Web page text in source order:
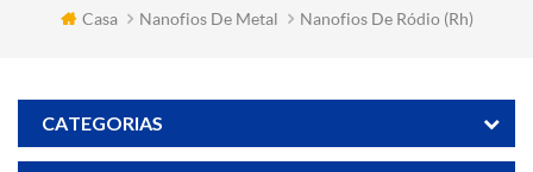
Casa Nanofios De Metal Nanofios De Ródio (rh)
CATEGORIAS